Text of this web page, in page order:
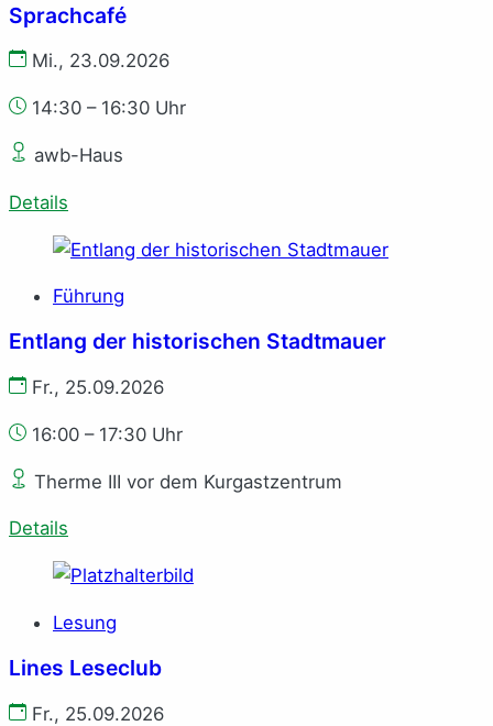
Sprachcafé
Mi., 23.09.2026
14:30 – 16:30 Uhr
awb-Haus
Details
Führung
Entlang der historischen Stadtmauer
Fr., 25.09.2026
16:00 – 17:30 Uhr
Therme III vor dem Kurgastzentrum
Details
Lesung
Lines Leseclub
Fr., 25.09.2026